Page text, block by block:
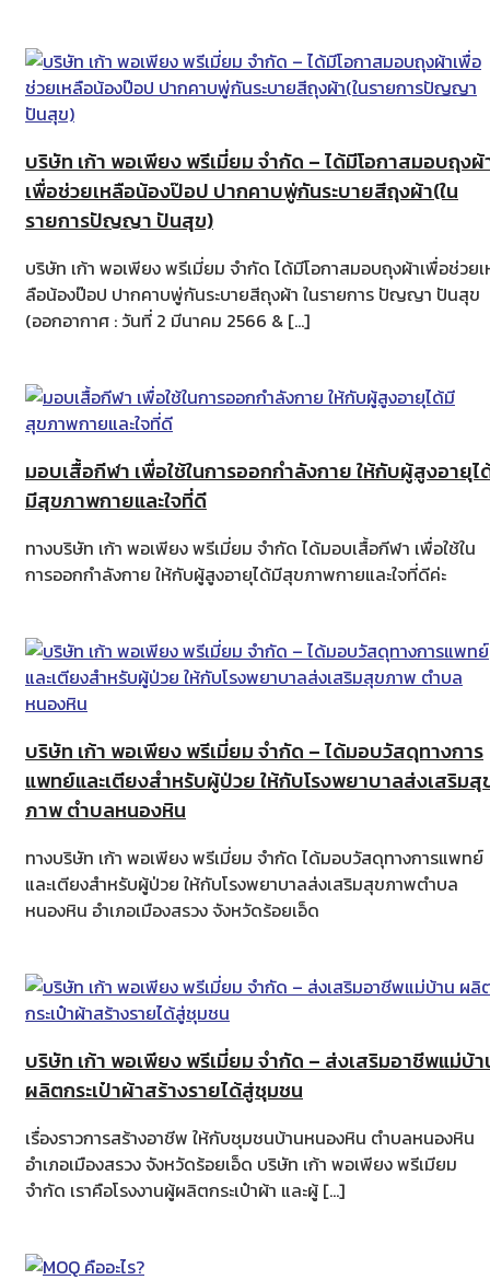
บริษัท เก้า พอเพียง พรีเมี่ยม จำกัด – ได้มีโอกาสมอบถุงผ้
เพื่อช่วยเหลือน้องป๊อป ปากคาบพู่กันระบายสีถุงผ้า(ใน
รายการปัญญา ปันสุข)
บริษัท เก้า พอเพียง พรีเมี่ยม จำกัด ได้มีโอกาสมอบถุงผ้าเพื่อช่วย
ลือน้องป๊อป ปากคาบพู่กันระบายสีถุงผ้า ในรายการ ปัญญา ปันสุข
(ออกอากาศ : วันที่ 2 มีนาคม 2566 & […]
มอบเสื้อกีฬา เพื่อใช้ในการออกกำลังกาย ให้กับผู้สูงอายุไ
มีสุขภาพกายและใจที่ดี
ทางบริษัท เก้า พอเพียง พรีเมี่ยม จำกัด ได้มอบเสื้อกีฬา เพื่อใช้ใน
การออกกำลังกาย ให้กับผู้สูงอายุได้มีสุขภาพกายและใจที่ดีค่ะ
บริษัท เก้า พอเพียง พรีเมี่ยม จำกัด – ได้มอบวัสดุทางการ
แพทย์และเตียงสำหรับผู้ป่วย ให้กับโรงพยาบาลส่งเสริมสุ
ภาพ ตำบลหนองหิน
ทางบริษัท เก้า พอเพียง พรีเมี่ยม จำกัด ได้มอบวัสดุทางการแพทย์
และเตียงสำหรับผู้ป่วย ให้กับโรงพยาบาลส่งเสริมสุขภาพตำบล
หนองหิน อำเภอเมืองสรวง จังหวัดร้อยเอ็ด
บริษัท เก้า พอเพียง พรีเมี่ยม จำกัด – ส่งเสริมอาชีพแม่บ้
ผลิตกระเป๋าผ้าสร้างรายได้สู่ชุมชน
เรื่องราวการสร้างอาชีพ ให้กับชุมชนบ้านหนองหิน ตำบลหนองหิน
อำเภอเมืองสรวง จังหวัดร้อยเอ็ด บริษัท เก้า พอเพียง พรีเมียม
จำกัด เราคือโรงงานผู้ผลิตกระเป๋าผ้า และผู้ […]